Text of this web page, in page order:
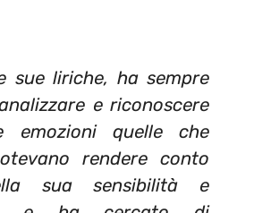
sue liriche, ha sempre
e riconoscere
quelle che
rendere conto
sua sensibilità e